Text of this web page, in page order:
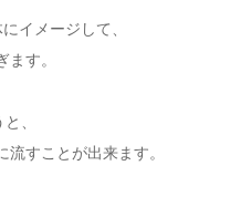
イメージして、
す。
、
すことが出来ます。